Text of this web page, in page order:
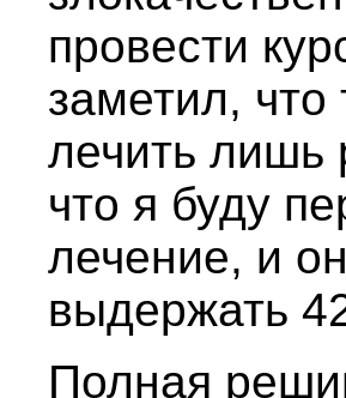
провести
заметил,
лечить лишь
что я буду
лечение, и
выдержать
Полная